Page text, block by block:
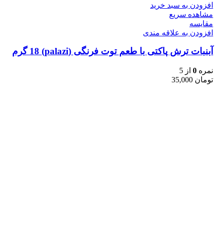
افزودن به سبد خرید
مشاهده سریع
مقایسه
افزودن به علاقه مندی
آبنبات ترش پاکتی با طعم توت فرنگی (palazi) 18 گرم
نمره 0 از 5
تومان